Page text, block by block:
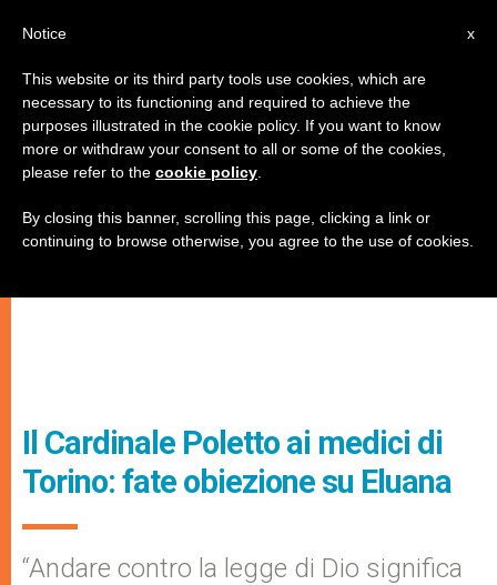
Il Cardinale Poletto ai medici di
Torino: fate obiezione su Eluana
“Andare contro la legge di Dio significa
x
Notice
This website or its third party tools use cookies, which are
necessary to its functioning and required to achieve the
purposes illustrated in the cookie policy. If you want to know
more or withdraw your consent to all or some of the cookies,
please refer to the cookie policy
By closing this banner, scrolling this page, clicking a link or
continuing to browse otherwise, you agree to the use of cookies.